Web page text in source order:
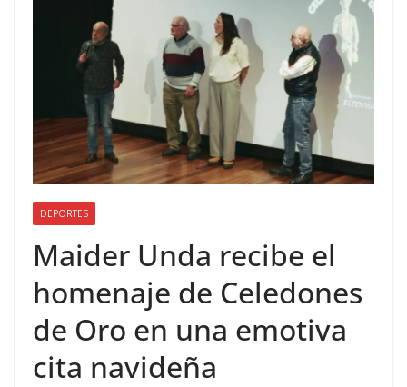
DEPORTES
Maider Unda recibe el
homenaje de Celedones
de Oro en una emotiva
cita navideña